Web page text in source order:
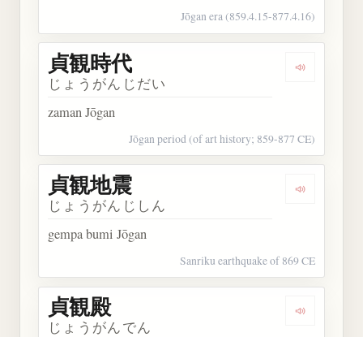
Jōgan era (859.4.15-877.4.16)
Dengarkan
貞観時代
じょうがんじだい
zaman Jōgan
Jōgan period (of art history; 859-877 CE)
Dengarkan
貞観地震
じょうがんじしん
gempa bumi Jōgan
Sanriku earthquake of 869 CE
Dengarkan
貞観殿
じょうがんでん